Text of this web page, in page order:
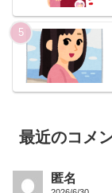
最近のコメ
匿名